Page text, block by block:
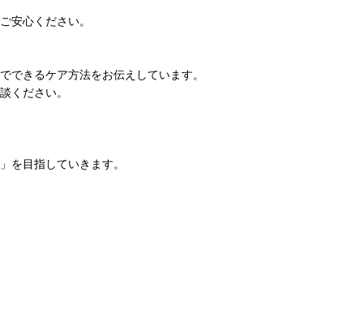
安心ください。
できるケア方法をお伝えしています。
ください。
を目指していきます。